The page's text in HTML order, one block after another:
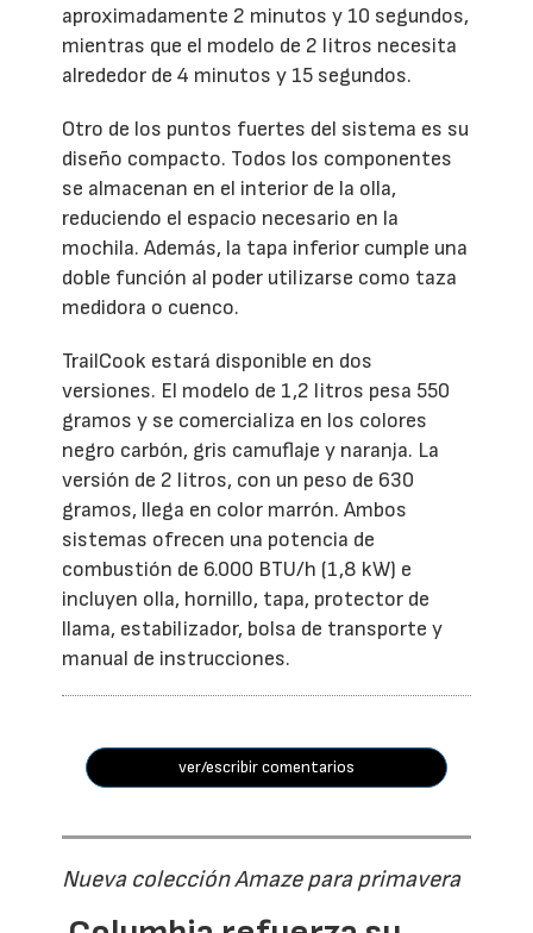
aproximadamente 2 minutos y 10 segundos,
mientras que el modelo de 2 litros necesita
alrededor de 4 minutos y 15 segundos.
Otro de los puntos fuertes del sistema es su
diseño compacto. Todos los componentes
se almacenan en el interior de la olla,
reduciendo el espacio necesario en la
mochila. Además, la tapa inferior cumple una
doble función al poder utilizarse como taza
medidora o cuenco.
TrailCook estará disponible en dos
versiones. El modelo de 1,2 litros pesa 550
gramos y se comercializa en los colores
negro carbón, gris camuflaje y naranja. La
versión de 2 litros, con un peso de 630
gramos, llega en color marrón. Ambos
sistemas ofrecen una potencia de
combustión de 6.000 BTU/h (1,8 kW) e
incluyen olla, hornillo, tapa, protector de
llama, estabilizador, bolsa de transporte y
manual de instrucciones.
ver/escribir comentarios
Nueva colección Amaze para primavera